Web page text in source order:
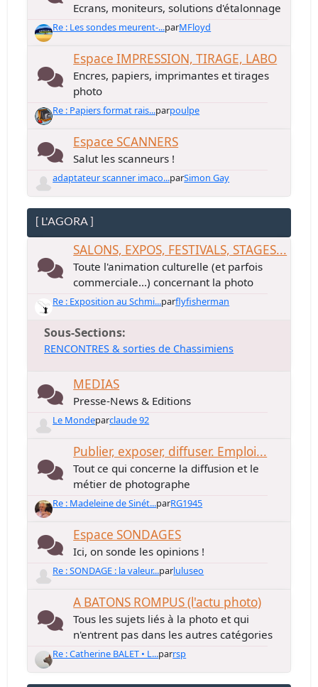
Ecrans, moniteurs, solutions d'étalonnage
Re : Les sondes meurent-...parMFloyd
Espace IMPRESSION, TIRAGE, LABO
Encres, papiers, imprimantes et tirages
photo
Re : Papiers format rais...parpoulpe
Espace SCANNERS
Salut les scanneurs !
adaptateur scanner imaco...parSimon Gay
[ L'AGORA ]
SALONS, EXPOS, FESTIVALS, STAGES...
Toute l'animation culturelle (et parfois
commerciale...) concernant la photo
Re : Exposition au Schmi...parflyfisherman
Sous-Sections
RENCONTRES & sorties de Chassimiens
MEDIAS
Presse-News & Editions
Le Mondeparclaude 92
Publier, exposer, diffuser. Emploi...
Tout ce qui concerne la diffusion et le
métier de photographe
Re : Madeleine de Sinét...parRG1945
Espace SONDAGES
Ici, on sonde les opinions !
Re : SONDAGE : la valeur...parluluseo
A BATONS ROMPUS (l'actu photo)
Tous les sujets liés à la photo et qui
n'entrent pas dans les autres catégories
Re : Catherine BALET • L...parrsp